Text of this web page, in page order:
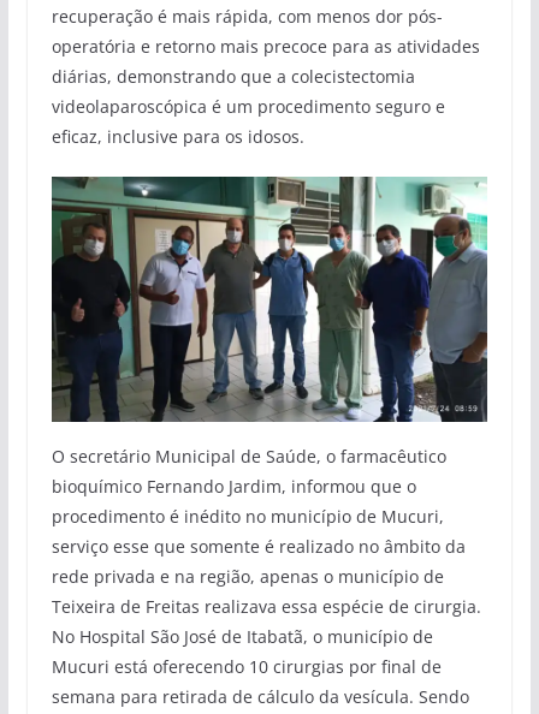
recuperação é mais rápida, com menos dor pós-
operatória e retorno mais precoce para as atividades
diárias, demonstrando que a colecistectomia
videolaparoscópica é um procedimento seguro e
eficaz, inclusive para os idosos.
O secretário Municipal de Saúde, o farmacêutico
bioquímico Fernando Jardim, informou que o
procedimento é inédito no município de Mucuri,
serviço esse que somente é realizado no âmbito da
rede privada e na região, apenas o município de
Teixeira de Freitas realizava essa espécie de cirurgia.
No Hospital São José de Itabatã, o município de
Mucuri está oferecendo 10 cirurgias por final de
semana para retirada de cálculo da vesícula. Sendo